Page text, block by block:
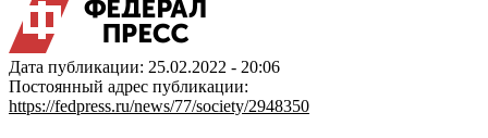
Дата публикации: 25.02.2022 - 20:06
Постоянный адрес публикации:
https://fedpress.ru/news/77/society/2948350